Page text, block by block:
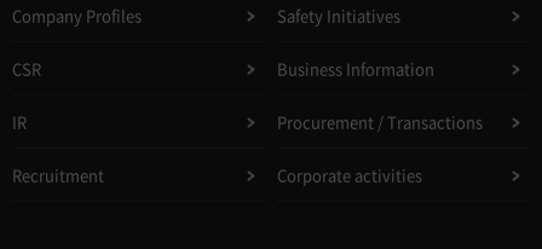
Company Profiles Safety Initiatives
CSR Business Information
IR Procurement / Transactions
Recruitment Corporate activities